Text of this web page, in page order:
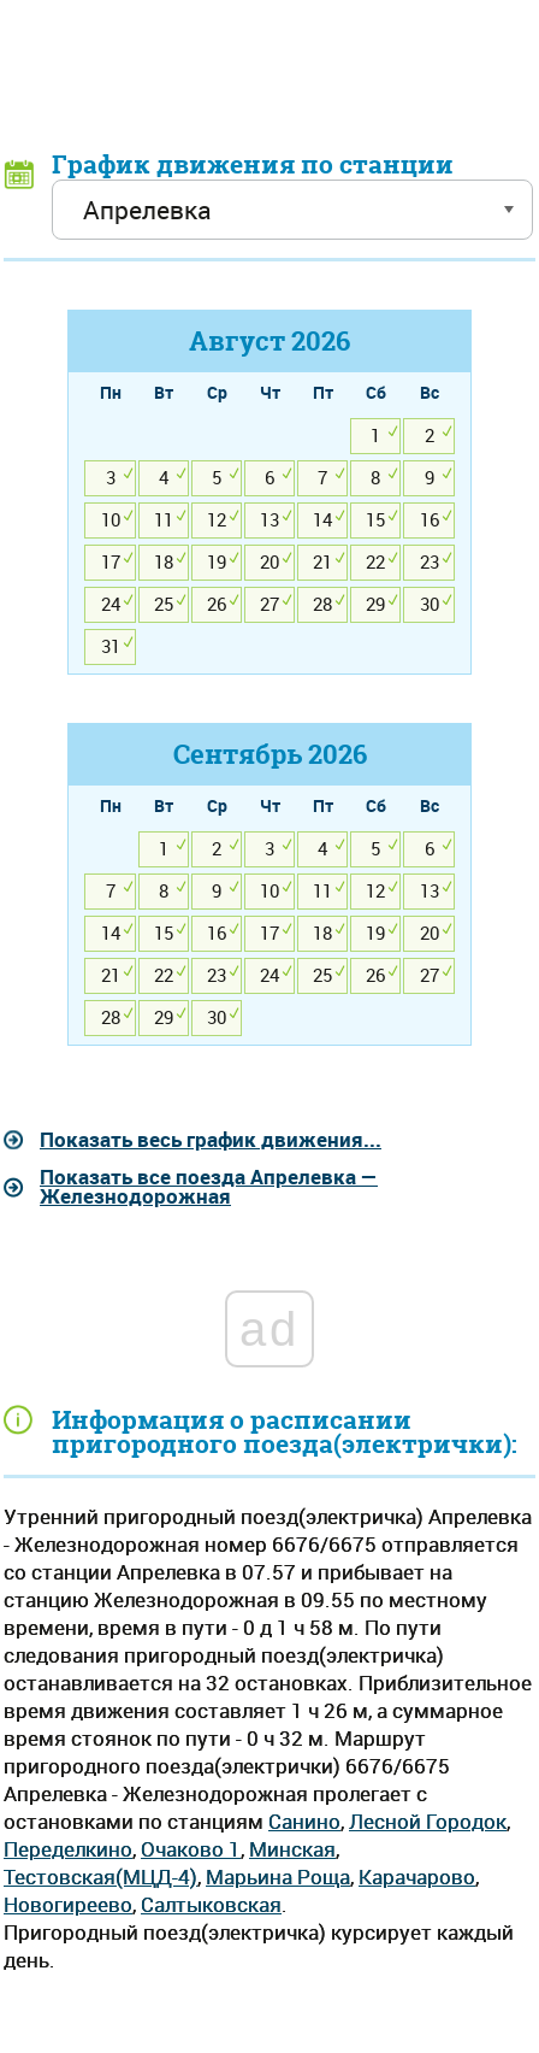
Информация о расписании
пригородного поезда(электрички):
Утренний пригородный поезд(электричка) Апрелевка
- Железнодорожная номер 6676/6675 отправляется
со станции Апрелевка в 07.57 и прибывает на
станцию Железнодорожная в 09.55 по местному
времени, время в пути - 0 д 1 ч 58 м. По пути
следования пригородный поезд(электричка)
останавливается на 32 остановках. Приблизительное
время движения составляет 1 ч 26 м, а суммарное
время стоянок по пути - 0 ч 32 м. Маршрут
пригородного поезда(электрички) 6676/6675
Апрелевка - Железнодорожная пролегает c
остановками по станциям Санино, Лесной Городок,
Переделкино,Очаково 1 , Минская,
Тестовская(МЦД-4), Марьина Роща, Карачарово,
Новогиреево, Салтыковская
Пригородный поезд(электричка) курсирует каждый
день.
График движения по станции
Август2026
Пн Вт Ср Чт Пт Сб
Вс
1
2
3
4 5 6 7 8
9
10
11 12 13 14 15
16
17
18 19 20 21 22
23
24
25 26 27 28 29
30
31
Сентябрь2026
Пн Вт Ср Чт Пт Сб
Вс
1
2 3 4 5
6
7
8 9 10 11 12
13
14
15 16 17 18 19
20
21
22 23 24 25 26
27
28
29 30
Показать весь график движения...
Показать все поезда Апрелевка —
Железнодорожная
ad